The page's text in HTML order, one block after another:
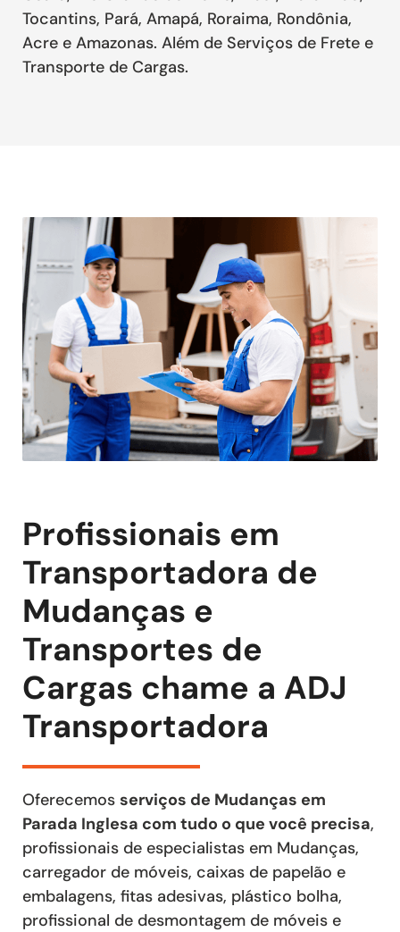
Tocantins, Pará, Amapá, Roraima, Rondônia,
Acre e Amazonas. Além de Serviços de Frete e
Transporte de Cargas.
Profissionais em
Transportadora de
Mudanças e
Transportes de
Cargas chame a ADJ
Transportadora
Oferecemos serviços de Mudanças em
Parada Inglesa com tudo o que você precisa,
profissionais de especialistas em Mudanças,
carregador de móveis, caixas de papelão e
embalagens, fitas adesivas, plástico bolha,
profissional de desmontagem de móveis e